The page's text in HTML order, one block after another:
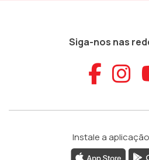
Siga-nos nas
Instale a aplicação